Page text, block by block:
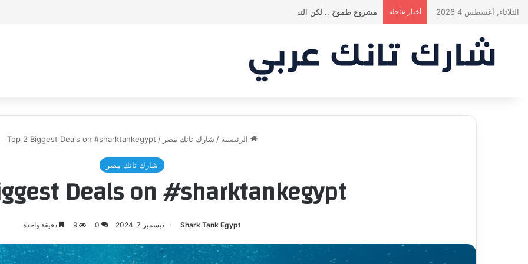
الثلاثاء, أغسطس 4 2026 أخبار عاجلة مشروع طموح .. لكن التقييم كان أكبر من أن يقنع الشاركس | #شارك تانك لعراق
الرئيسية / شارك تانك مصر /
Top 2 Biggest Deals on #sharktankegypt
شارك تانك مصر
Deals on #sharktankegypt
Shark Tank Egypt ديسمبر 7, 2024 0
9 دقيقة واحدة